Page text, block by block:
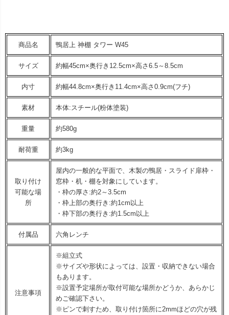
商品名 鴨居上 神棚 タワー W45
サイズ 約幅45cm×奥行き12.5cm×高さ6.5～8.5cm
内寸 約幅44.8cm×奥行き11.4cm×高さ0.9cm(フチ)
素材 本体:スチール(粉体塗装)
重量 約580g
耐荷重 約3kg
取り付け
可能な場
所
屋内の一般的な平面で、木製の鴨居・スライド扉枠・
窓枠・机・棚を対象にしています。
・枠の厚さ:約2～3.5cm
・枠上部の奥行き:約1cm以上
・枠下部の奥行き:約1.5cm以上
付属品 六角レンチ
注意事項
※組立式
※サイズや形状によっては、設置・収納できない場合
もあります。
※設置予定場所が取付可能な場所かどうか、あらかじ
めご確認下さい。
※ピンで刺すため、取り付け箇所に2mmほどの穴が残